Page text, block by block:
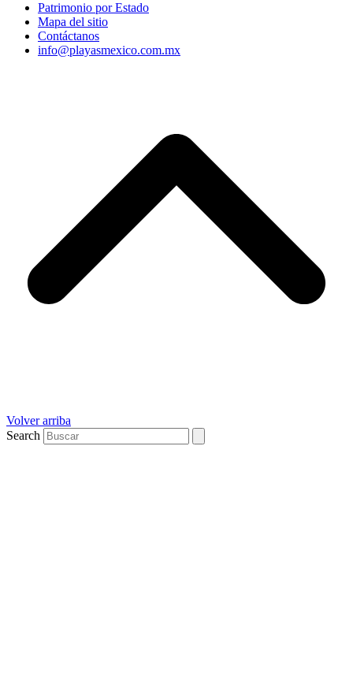
Patrimonio por Estado
Mapa del sitio
Contáctanos
info@playasmexico.com.mx
Volver arriba
Search